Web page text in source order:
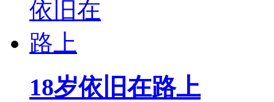
18岁依旧在路上